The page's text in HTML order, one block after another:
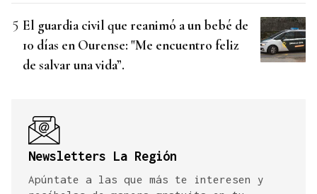
El guardia civil que reanimó a un bebé de
10 días en Ourense: "Me encuentro feliz
de salvar una vida”.
Newsletters La Región
Apúntate a las que más te interesen y